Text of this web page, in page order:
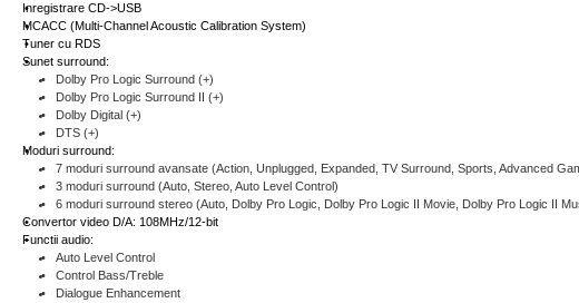
Inregistrare CD->USB
MCACC (Multi-Channel Acoustic Calibration System)
Tuner cu RDS
Sunet surround:
Dolby Pro Logic Surround (+)
Dolby Pro Logic Surround II (+)
Dolby Digital (+)
DTS (+)
Moduri surround:
7 moduri surround avansate (Action, Unplugged, Expanded, TV Surround, Sports, Advanced
3 moduri surround (Auto, Stereo, Auto Level Control)
6 moduri surround stereo (Auto, Dolby Pro Logic, Dolby Pro Logic II Movie, Dolby Pro Logic II
Convertor video D/A: 108MHz/12-bit
Functii audio:
Auto Level Control
Control Bass/Treble
Dialogue Enhancement